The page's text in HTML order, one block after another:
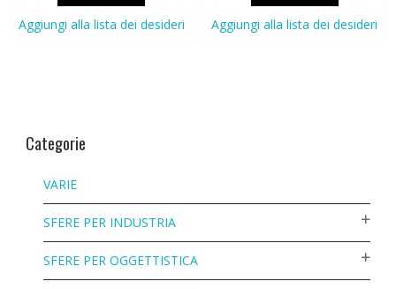
Aggiungi alla lista dei desideri Aggiungi alla lista dei desideri
Categorie
VARIE
SFERE PER INDUSTRIA
SFERE PER OGGETTISTICA